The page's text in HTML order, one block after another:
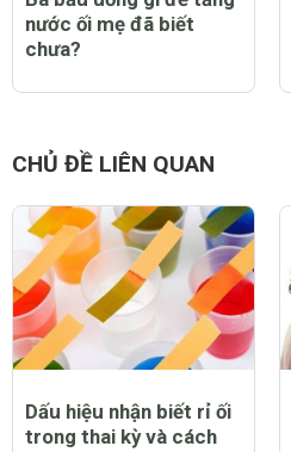
nước ối mẹ đã biết
chưa?
CHỦ ĐỀ LIÊN QUAN
Dấu hiệu nhận biết rỉ ối
trong thai kỳ và cách